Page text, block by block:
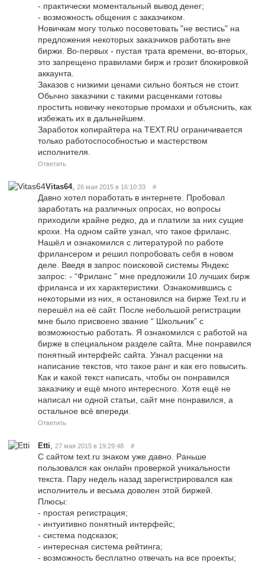
- практически моментальный вывод денег;
- возможность общения с заказчиком.
Новичкам могу только посоветовать "не вестись" на
предложения некоторых заказчиков работать вне
биржи. Во-первых - пустая трата времени, во-вторых,
это запрещено правилами бирж и грозит блокировкой
аккаунта.
Заказов с низкими ценами сильно бояться не стоит.
Обычно заказчики с такими расценками готовы
простить новичку некоторые промахи и объяснить, как
избежать их в дальнейшем.
Заработок копирайтера на TEXT.RU ограничивается
только работоспособностью и мастерством
исполнителя.
Ответить
Vitas64, 26 мая 2015 в 16:10:33 #
Давно хотел поработать в интернете. Пробовал
заработать на различных опросах, но вопросы
приходили крайне редко, да и платили за них сущие
крохи. На одном сайте узнал, что такое фриланс.
Нашёл и ознакомился с литературой по работе
фрилансером и решил попробовать себя в новом
деле. Введя в запрос поисковой системы Яндекс
запрос: - “Фриланс ” мне предложили 10 лучших бирж
фриланса и их характеристики. Ознакомившись с
некоторыми из них, я остановился на бирже Text.ru и
перешёл на её сайт. После небольшой регистрации
мне было присвоено звание “ Школьник” с
возможностью работать. Я ознакомился с работой на
бирже в специальном разделе сайта. Мне понравился
понятный интерфейс сайта. Узнал расценки на
написание текстов, что такое ранг и как его повысить.
Как и какой текст написать, чтобы он понравился
заказчику и ещё много интересного. Хотя ещё не
написал ни одной статьи, сайт мне понравился, а
остальное всё впереди.
Ответить
Etti 27 мая 2015 в 19:29:48 #
С сайтом text.ru знаком уже давно. Раньше
пользовался как онлайн проверкой уникальности
текста. Пару недель назад зарегистрировался как
исполнитель и весьма доволен этой биржей.
Плюсы:
- простая регистрация;
- интуитивно понятный интерфейс;
- система подсказок;
- интересная система рейтинга;
- возможность бесплатно отвечать на все проекты;